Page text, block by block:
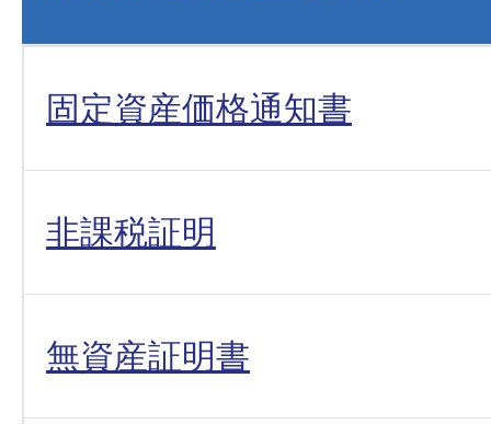
固定資産価格通知書
非課税証明
無資産証明書